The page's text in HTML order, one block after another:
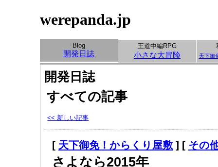
werepanda.jp
Blog
開発日誌
王道中編RPG
小さな大冒険 天下御
開発日誌
すべての記事
<< 新しい記事
[ 天下御免！からくり屋敷 ] [ その
さよなら2015年